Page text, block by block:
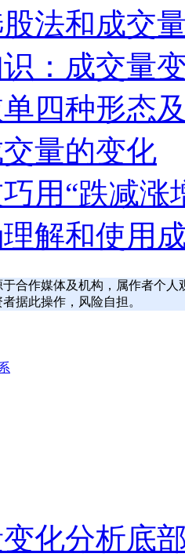
法和成交
：成交量
四种形态
量的变化
用“跌减涨
解和使用
合作媒体及机构，属作者个人
据此操作，风险自担。
化分析底